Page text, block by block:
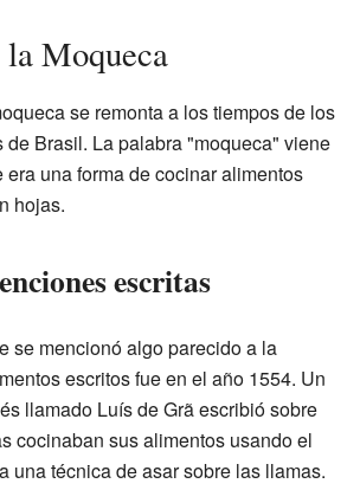
Moqueca
se remonta a los tiempos de los
Brasil. La palabra "moqueca" viene
una forma de cocinar alimentos
hojas.
escritas
se mencionó algo parecido a la
escritos fue en el año 1554. Un
llamado Luís de Grã escribió sobre
cocinaban sus alimentos usando el
una técnica de asar sobre las llamas.